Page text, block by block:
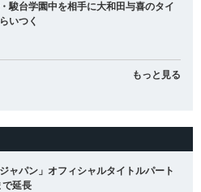
駿台学園中を相手に大和田与喜のタイ
いつく
もっと見る
ャパン」オフィシャルタイトルパート
延長